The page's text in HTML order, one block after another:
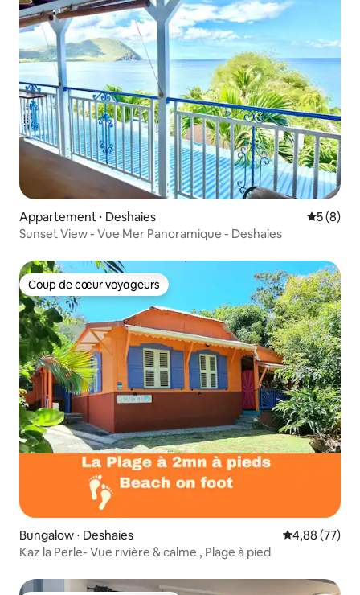
Appartement ⋅ Deshaies
5 (8)
Sunset View - Vue Mer Panoramique - Deshaies
Coup de cœur voyageurs
Coup de cœur voyageurs
Bungalow ⋅ Deshaies Évaluation
4,88 (77)
Kaz la Perle- Vue rivière & calme , Plage à pied